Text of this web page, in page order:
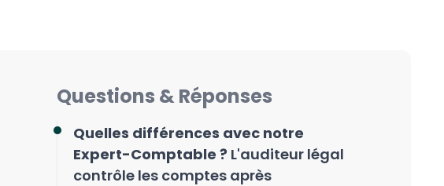
Questions & Réponses
Quelles différences avec notre
Expert-Comptable ? L'auditeur légal
contrôle les comptes après